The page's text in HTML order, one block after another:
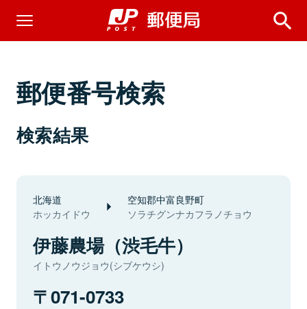
郵便番号検索
検索結果
北海道
ホッカイドウ
空知郡中富良野町
ソラチグンナカフラノチョウ
伊藤農場（渋毛牛）
イトウノウジョウ(シブケウシ)
071-0733